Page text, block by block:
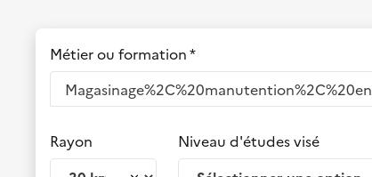
Métier ou formation *
Rayon Niveau d'études visé